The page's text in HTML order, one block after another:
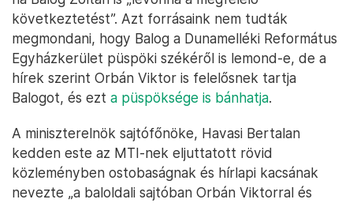
következtetést”. Azt forrásaink nem tudták
megmondani, hogy Balog a Dunamelléki Református
Egyházkerület püspöki székéről is lemond-e, de a
hírek szerint Orbán Viktor is felelősnek tartja
Balogot, és ezt a püspöksége is bánhatja.
A miniszterelnök sajtófőnöke, Havasi Bertalan
kedden este az MTI-nek eljuttatott rövid
közleményben ostobaságnak és hírlapi kacsának
nevezte „a baloldali sajtóban Orbán Viktorral és